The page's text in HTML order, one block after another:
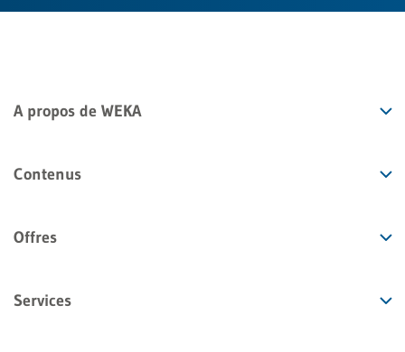
A propos de WEKA
Contenus
Offres
Services